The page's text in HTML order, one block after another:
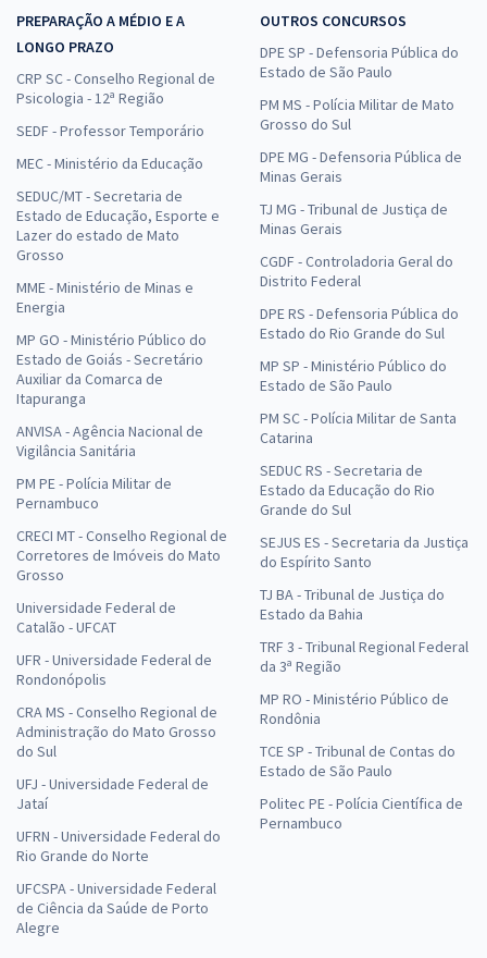
Economize R$ 41,96 (-20%)
Comprar
SEDF - Temporário - Professor de Educação Básica - Área de
Formação: Administração
R$ 363,84
à vista
ou 12x de
R$30,32
Economize R$ 90,96 (-20%)
SEDF - Temporário - Professor de Educação Básica - Área de
Formação: Nutrição
R$32,66
Economize R$ 97,98 (-20%)
Comprar
SEDF - Temporário - Professor de Educação Básica - Área de
Formação: Farmácia
R$ 391,92
à vista
ou 12x de
32,66
Economize R$ 97,98 (-20%)
Comprar
SEDF - Temporário - Professor de Educação Básica – Área de
PREPARAÇÃO A MÉDIO E A
LONGO PRAZO
CRP SC - Conselho Regional de
Psicologia - 12ª Região
SEDF - Professor Temporário
MEC - Ministério da Educação
SEDUC/MT - Secretaria de
Estado de Educação, Esporte e
Lazer do estado de Mato
Grosso
MME - Ministério de Minas e
Energia
MP GO - Ministério Público do
Estado de Goiás - Secretário
Auxiliar da Comarca de
Itapuranga
ANVISA - Agência Nacional de
Vigilância Sanitária
PM PE - Polícia Militar de
Pernambuco
CRECI MT - Conselho Regional de
Corretores de Imóveis do Mato
Grosso
Universidade Federal de
Catalão - UFCAT
UFR - Universidade Federal de
Rondonópolis
CRA MS - Conselho Regional de
Administração do Mato Grosso
do Sul
UFJ - Universidade Federal de
Jataí
UFRN - Universidade Federal do
Rio Grande do Norte
UFCSPA - Universidade Federal
de Ciência da Saúde de Porto
Alegre
OUTROS CONCURSOS
DPE SP - Defensoria Pública do
Estado de São Paulo
PM MS - Polícia Militar de Mato
Grosso do Sul
DPE MG - Defensoria Pública de
Minas Gerais
TJ MG - Tribunal de Justiça de
Minas Gerais
CGDF - Controladoria Geral do
Distrito Federal
DPE RS - Defensoria Pública do
Estado do Rio Grande do Sul
MP SP - Ministério Público do
Estado de São Paulo
PM SC - Polícia Militar de Santa
Catarina
SEDUC RS - Secretaria de
Estado da Educação do Rio
Grande do Sul
SEJUS ES - Secretaria da Justiça
do Espírito Santo
TJ BA - Tribunal de Justiça do
Estado da Bahia
TRF 3 - Tribunal Regional Federal
da 3ª Região
MP RO - Ministério Público de
Rondônia
TCE SP - Tribunal de Contas do
Estado de São Paulo
Politec PE - Polícia Científica de
Pernambuco